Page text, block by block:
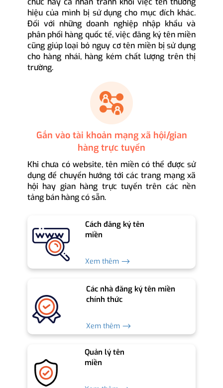
hiệu của mình bị sử dụng cho mục đích khác.
Đối với những doanh nghiệp nhập khẩu và
phân phối hàng quốc tế, việc đăng ký tên miền
cũng giúp loại bỏ nguy cơ tên miền bị sử dụng
cho hàng nhái, hàng kém chất lượng trên thị
trường.
Gắn vào tài khoản mạng xã hội/gian
hàng trực tuyến
Khi chưa có website, tên miền có thể được sử
dụng để chuyển hướng tới các trang mạng xã
hội hay gian hàng trực tuyến trên các nền
tảng bán hàng có sẵn.
Cách đăng ký tên
miền
Xem thêm ⟶
Các nhà đăng ký tên miền
chính thức
Xem thêm ⟶
Quản lý tên
miền